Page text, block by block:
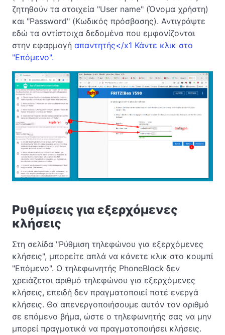
ζητηθούν τα στοιχεία "User name" (Όνομα χρήστη)
και "Password" (Κωδικός πρόσβασης). Αντιγράψτε
εδώ τα αντίστοιχα δεδομένα που εμφανίζονται
στην εφαρμογή απαντητής</x1 Κάντε κλικ στο
"Επόμενο".
Ρυθμίσεις για εξερχόμενες
κλήσεις
Στη σελίδα "Ρύθμιση τηλεφώνου για εξερχόμενες
κλήσεις", μπορείτε απλά να κάνετε κλικ στο κουμπί
"Επόμενο". Ο τηλεφωνητής PhoneBlock δεν
χρειάζεται αριθμό τηλεφώνου για εξερχόμενες
κλήσεις, επειδή δεν πραγματοποιεί ποτέ ενεργά
κλήσεις. Θα απενεργοποιήσουμε αυτόν τον αριθμό
σε επόμενο βήμα, ώστε ο τηλεφωνητής σας να μην
μπορεί πραγματικά να πραγματοποιήσει κλήσεις.